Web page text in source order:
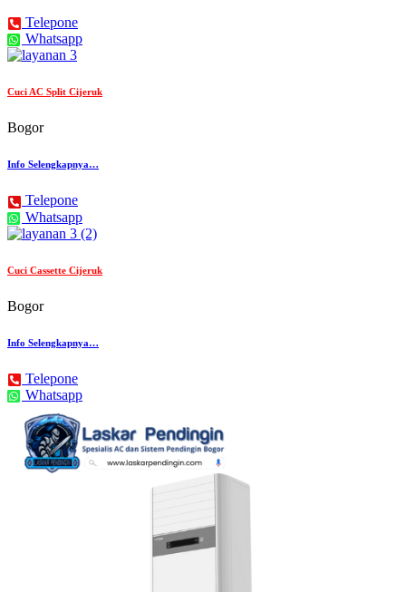
Telepone
Whatsapp
Cuci AC Split Cijeruk
Bogor
Info Selengkapnya…
Telepone
Whatsapp
Cuci Cassette Cijeruk
Bogor
Info Selengkapnya…
Telepone
Whatsapp